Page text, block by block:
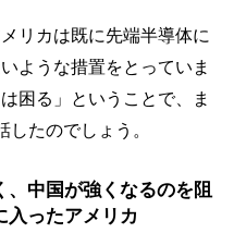
リカは既に先端半導体に
ような措置をとっていま
困る」ということで、ま
たのでしょう。
、中国が強くなるのを阻
入ったアメリカ